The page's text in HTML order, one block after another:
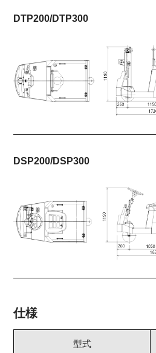
DTP200/DTP300
DSP200/DSP300
仕様
型式